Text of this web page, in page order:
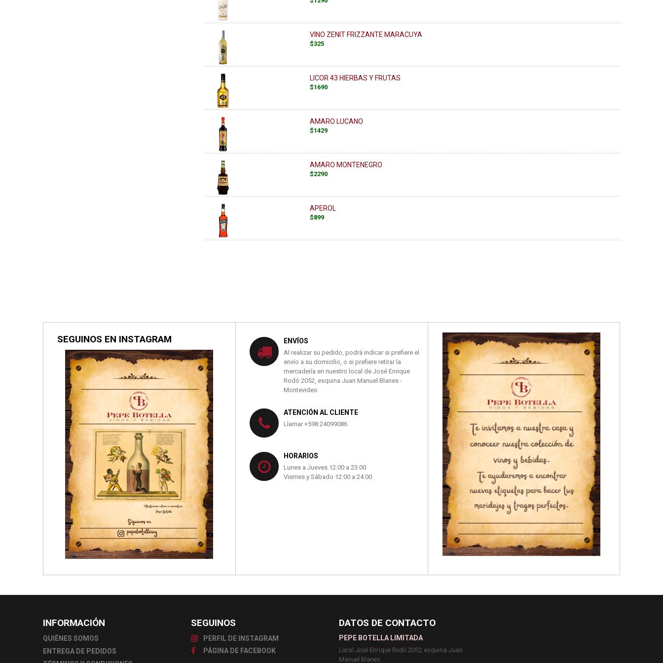
VINO ZENIT FRIZZANTE MARACUYA
$325
LICOR 43 HIERBAS Y FRUTAS
$1690
AMARO LUCANO
$1429
AMARO MONTENEGRO
$2290
APEROL
$899
SEGUINOS EN INSTAGRAM ENVÍOS
Al realizar su pedido, podrá indicar si prefiere el
envío a su domicilio, o si prefiere retirar la
mercadería en nuestro local de José Enrique
Rodó 2052, esquina Juan Manuel Blanes -
Montevideo
ATENCIÓN AL CLIENTE
Llamar +598 24099086
HORARIOS
Lunes a Jueves 12:00 a 23:00
Viernes y Sábado 12:00 a 24:00
INFORMACIÓN
QUIÉNES SOMOS
ENTREGA DE PEDIDOS
SEGUINOS
PERFIL DE INSTAGRAM
PÁGINA DE FACEBOOK
DATOS DE CONTACTO
PEPE BOTELLA LIMITADA
Local José Enrique Rodó 2052, esquina Juan
Manuel Blanes.